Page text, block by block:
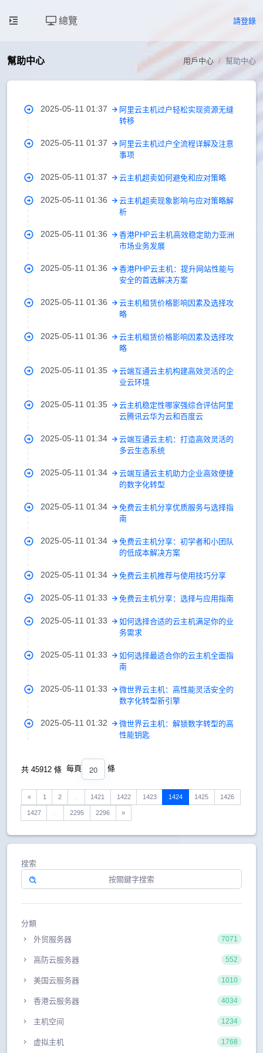
總覽 請登錄
幫助中心 用戶中心 幫助中心
2025-05-11 01:37
阿里云主机过户轻松实现资源无缝
转移
2025-05-11 01:37
阿里云主机过户全流程详解及注意
事项
2025-05-11 01:37 云主机超卖如何避免和应对策略
2025-05-11 01:36
云主机超卖现象影响与应对策略解
析
2025-05-11 01:36
香港PHP云主机高效稳定助力亚洲
市场业务发展
2025-05-11 01:36
香港PHP云主机：提升网站性能与
安全的首选解决方案
2025-05-11 01:36
云主机租赁价格影响因素及选择攻
略
2025-05-11 01:36
云主机租赁价格影响因素及选择攻
略
2025-05-11 01:35
云端互通云主机构建高效灵活的企
业云环境
2025-05-11 01:35
云主机稳定性哪家强综合评估阿里
云腾讯云华为云和百度云
2025-05-11 01:34
云端互通云主机：打造高效灵活的
多云生态系统
2025-05-11 01:34
云端互通云主机助力企业高效便捷
的数字化转型
2025-05-11 01:34
免费云主机分享优质服务与选择指
南
2025-05-11 01:34
免费云主机分享：初学者和小团队
的低成本解决方案
2025-05-11 01:34 免费云主机推荐与使用技巧分享
2025-05-11 01:33 免费云主机分享：选择与应用指南
2025-05-11 01:33
如何选择合适的云主机满足你的业
务需求
2025-05-11 01:33
如何选择最适合你的云主机全面指
南
2025-05-11 01:33
微世界云主机：高性能灵活安全的
数字化转型新引擎
2025-05-11 01:32
微世界云主机：解锁数字转型的高
性能钥匙
共 45912 條 每頁 20 條
« 1 2 1421 1422 1423 1424 1425 1426
1427 2295 2296 »
搜索
分類
外贸服务器
7071
高防云服务器 552
美国云服务器 1010
香港云服务器 4034
主机空间 1234
虚拟主机 1768